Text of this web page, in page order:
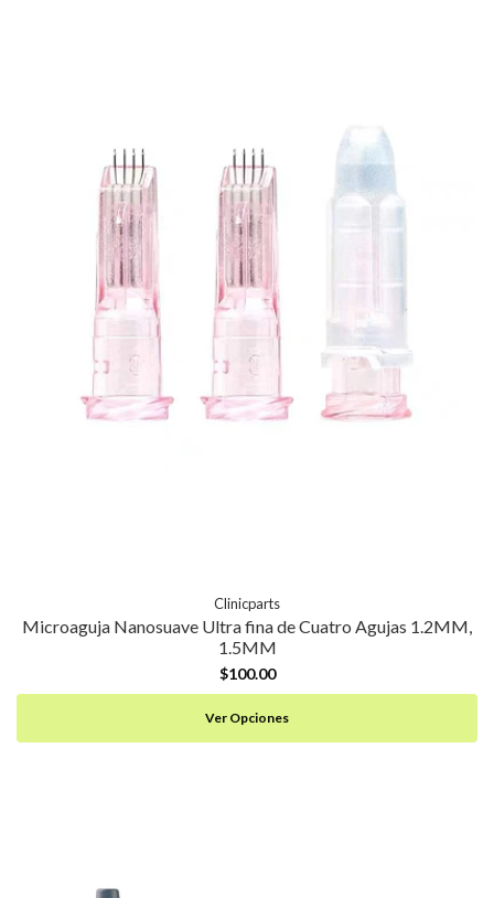
Clinicparts
Microaguja Nanosuave Ultra fina de Cuatro Agujas 1.2MM,
1.5MM
$100.00
Ver Opciones